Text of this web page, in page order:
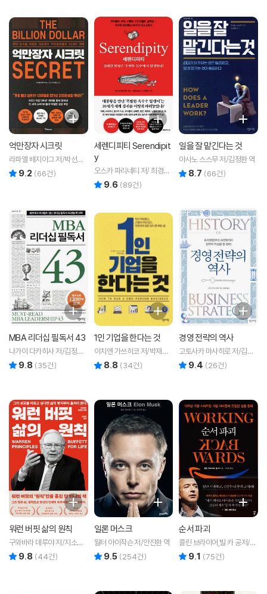
억만장자 시크릿
라파엘 배지아그 저/박선령
역 9.2 (66건)
세렌디피티 Serendipit
y
오스카 파리네티 저/ 최경남
역/ 안희태 그림
9.6 (89건)
일을 잘 맡긴다는 것
아사노 스스무 저/김정환 역
8.7 (66건)
MBA 리더십 필독서 43
나가이 다카히사 저/김정환
역 9.8 (35건)
1인 기업을 한다는 것
이치엔 가쓰히코 저/박재영
역 8.8 (34건)
경영 전략의 역사
고토사카 마사히로 저/김정
환 역9.4 (26건)
워런 버핏 삶의 원칙
구와바라 데루야 저/지소연
역 9.8 (44건)
일론 머스크
월터 아이작슨 저/안진환 역
9.5 (254건)
순서 파괴
콜린 브라이어,빌 카 공저/유
정식 역
9.1 (75건)